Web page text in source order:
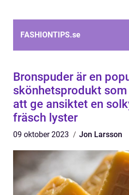
FASHIONTIPS.se
Bronspuder är en
skönhetsprodukt
att ge ansiktet en
fräsch lyster
09 oktober 2023 Jon Larsson